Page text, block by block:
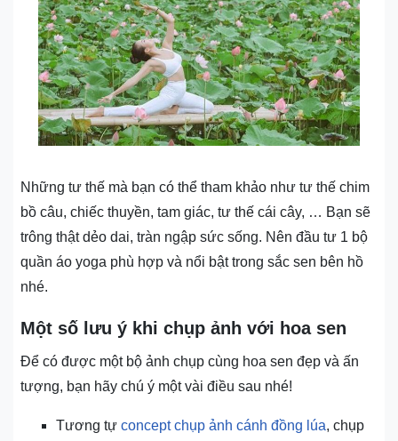
Những tư thế mà bạn có thể tham khảo như tư thế chim
bồ câu, chiếc thuyền, tam giác, tư thế cái cây, … Bạn sẽ
trông thật dẻo dai, tràn ngập sức sống. Nên đầu tư 1 bộ
quần áo yoga phù hợp và nổi bật trong sắc sen bên hồ
nhé.
Một số lưu ý khi chụp ảnh với hoa sen
Để có được một bộ ảnh chụp cùng hoa sen đẹp và ấn
tượng, bạn hãy chú ý một vài điều sau nhé!
Tương tự concept chụp ảnh cánh đồng lúa, chụp